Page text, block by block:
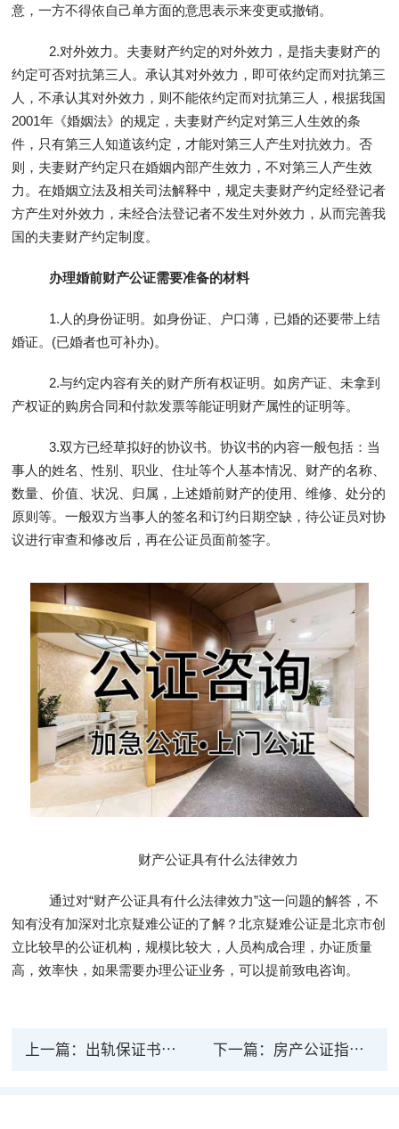
意，一方不得依自己单方面的意思表示来变更或撤销。
2.对外效力。夫妻财产约定的对外效力，是指夫妻财产的
约定可否对抗第三人。承认其对外效力，即可依约定而对抗第三
人，不承认其对外效力，则不能依约定而对抗第三人，根据我国
2001年《婚姻法》的规定，夫妻财产约定对第三人生效的条
件，只有第三人知道该约定，才能对第三人产生对抗效力。否
则，夫妻财产约定只在婚姻内部产生效力，不对第三人产生效
力。在婚姻立法及相关司法解释中，规定夫妻财产约定经登记者
方产生对外效力，未经合法登记者不发生对外效力，从而完善我
国的夫妻财产约定制度。
办理婚前财产公证需要准备的材料
1.人的身份证明。如身份证、户口薄，已婚的还要带上结
婚证。(已婚者也可补办)。
2.与约定内容有关的财产所有权证明。如房产证、未拿到
产权证的购房合同和付款发票等能证明财产属性的证明等。
3.双方已经草拟好的协议书。协议书的内容一般包括：当
事人的姓名、性别、职业、住址等个人基本情况、财产的名称、
数量、价值、状况、归属，上述婚前财产的使用、维修、处分的
原则等。一般双方当事人的签名和订约日期空缺，待公证员对协
议进行审查和修改后，再在公证员面前签字。
财产公证具有什么法律效力
通过对“财产公证具有什么法律效力”这一问题的解答，不
知有没有加深对北京疑难公证的了解？北京疑难公证是北京市创
立比较早的公证机构，规模比较大，人员构成合理，办证质量
高，效率快，如果需要办理公证业务，可以提前致电咨询。
上一篇： 出轨保证书可以公证吗？出轨法律公证保证书有法律效力吗？ 下一篇： 房产公证指的是什么？房子交易公证法律效力有哪些？